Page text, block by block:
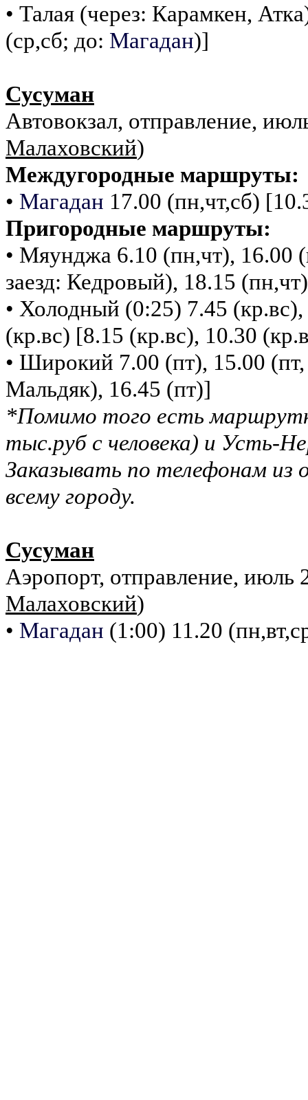
• Талая (через: Карамкен,
(ср,сб; до: Магадан)]
Сусуман
Автовокзал, отправление,
Малаховский)
Междугородные маршруты:
• Магадан 17.00 (пн,чт,сб)
Пригородные маршруты:
• Мяунджа 6.10 (пн,чт), 16.00
заезд: Кедровый), 18.15
• Холодный (0:25) 7.45
(кр.вс) [8.15 (кр.вс), 10.30
• Широкий 7.00 (пт), 15.00 (пт,
Мальдяк), 16.45 (пт)]
*Помимо того есть
тыс.руб с человека) и Усть-
Заказывать по телефонам из
всему городу.
Сусуман
Аэропорт, отправление, июль
Малаховский)
• Магадан (1:00) 11.20